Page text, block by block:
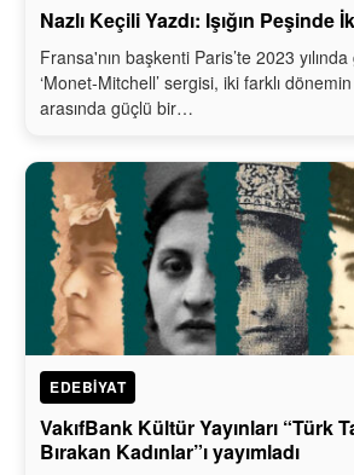
Nazlı Keçili Yazdı: Işığın Peşinde
Fransa'nın başkenti Paris’te 2023
‘Monet-Mitchell’ sergisi, iki farklı
arasında güçlü bir…
EDEBIYAT
VakıfBank Kültür Yayınları “Türk
Bırakan Kadınlar”ı yayımladı